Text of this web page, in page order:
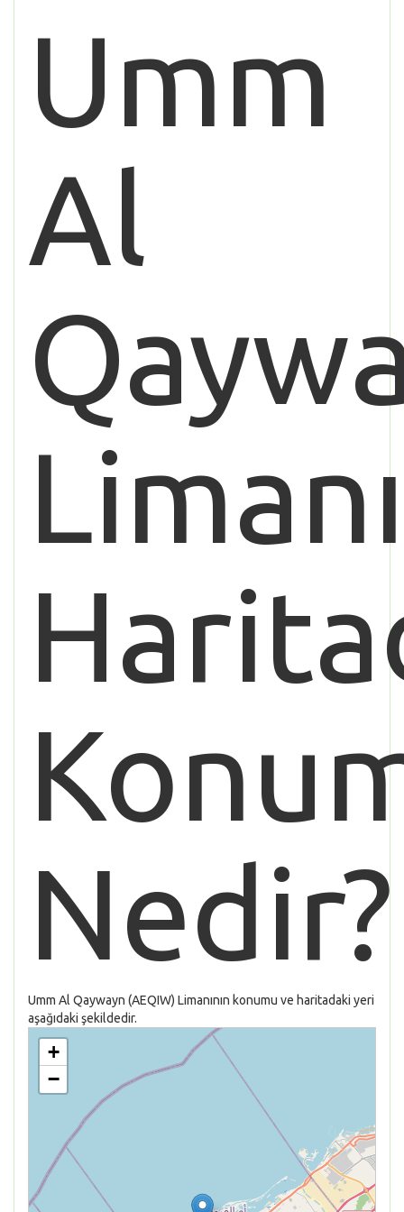
Umm
Al
Nedir?
Umm Al Qaywayn (AEQIW) Limanının konumu ve haritadaki yeri
aşağıdaki şekildedir.
+
−